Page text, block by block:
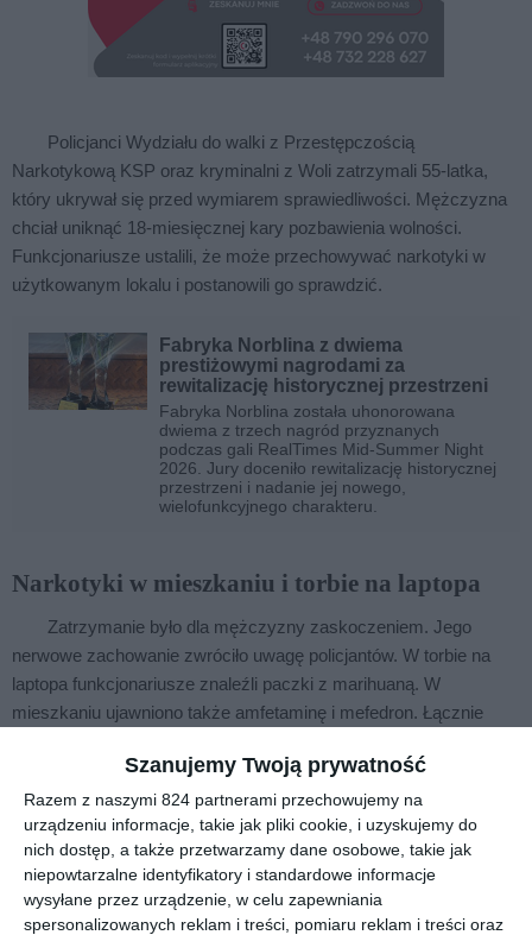
Szanujemy Twoją prywatność
Razem z naszymi 824 partnerami przechowujemy na
urządzeniu informacje, takie jak pliki cookie, i uzyskujemy do
nich dostęp, a także przetwarzamy dane osobowe, takie jak
niepowtarzalne identyfikatory i standardowe informacje
wysyłane przez urządzenie, w celu zapewniania
spersonalizowanych reklam i treści, pomiaru reklam i treści oraz
Policjanci Wydziału do walki z Przestępczością
Narkotykową KSP oraz kryminalni z Woli zatrzymali 55-latka,
który ukrywał się przed wymiarem sprawiedliwości. Mężczyzna
chciał uniknąć 18-miesięcznej kary pozbawienia wolności.
Funkcjonariusze ustalili, że może przechowywać narkotyki w
użytkowanym lokalu i postanowili go sprawdzić.
Fabryka Norblina z dwiema
prestiżowymi nagrodami za
rewitalizację historycznej przestrzeni
Fabryka Norblina została uhonorowana
dwiema z trzech nagród przyznanych
podczas gali RealTimes Mid-Summer Night
2026. Jury doceniło rewitalizację historycznej
przestrzeni i nadanie jej nowego,
wielofunkcyjnego charakteru.
Narkotyki w mieszkaniu i torbie na laptopa
Zatrzymanie było dla mężczyzny zaskoczeniem. Jego
nerwowe zachowanie zwróciło uwagę policjantów. W torbie na
laptopa funkcjonariusze znaleźli paczki z marihuaną. W
mieszkaniu ujawniono także amfetaminę i mefedron. Łącznie
Kup bilet